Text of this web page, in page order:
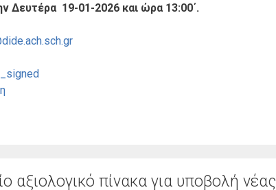
Δευτέρα 19-01-2026 και ώρα 13:00΄.
αξιολογικό πίνακα για υποβολή νέας